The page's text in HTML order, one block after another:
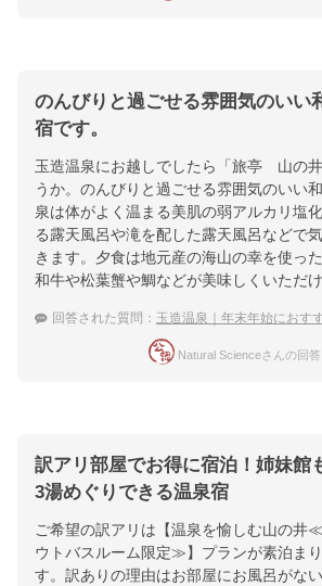
のんびりと過ごせる雰囲気のいい
宿です。
玉造温泉にお越しでしたら「旅亭 山の
うか。のんびりと過ごせる雰囲気のいい
泉は体がよく温まる美肌の弱アルカリ塩
る露天風呂や滝を配した露天風呂などで
きます。夕食は地元産の海山の幸を使っ
和牛や松葉蟹や鯛などが美味しくいただけ
回答された質問： 玉造温泉｜年末年始におす
Natural Scienceさんの回
訳アリ部屋でお得に宿泊！姉妹館
3湯めぐりできる温泉宿
ご希望の訳アリは【温泉を愉しむ山の井
ウトバスルーム限定≫】プランが素泊ま
す。訳ありの理由はお部屋にお風呂がな